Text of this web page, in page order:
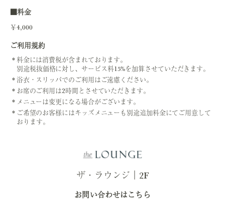
■料金
￥4,000
ご利用規約
料金には消費税が含まれております。
別途税抜価格に対し、サービス料15%を加算させていただきます。
浴衣・スリッパでのご利用はご遠慮ください。
お席のご利用は2時間とさせていただきます。
メニューは変更になる場合がございます。
ご希望のお客様にはキッズメニューも別途追加料金にてご用意して
おります。
ザ・ラウンジ｜2F
お問い合わせはこちら